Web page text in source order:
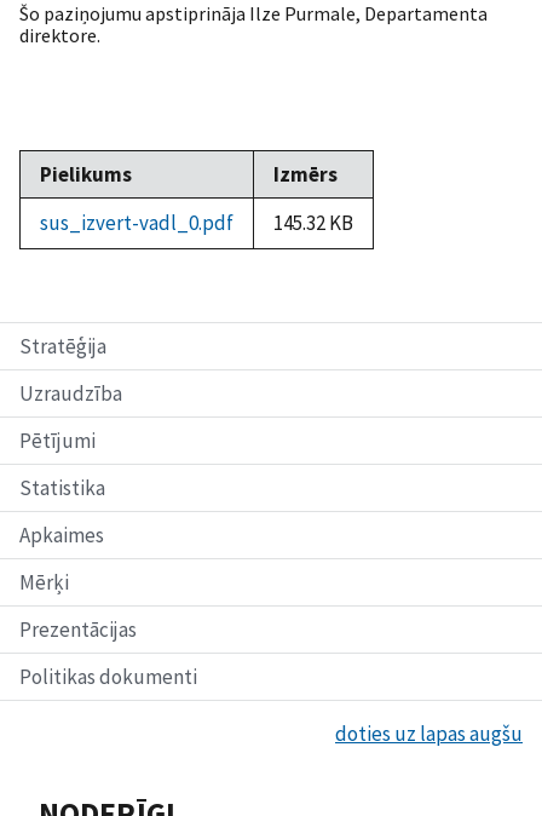
Stratēģija
Uzraudzība
Pētījumi
Statistika
Apkaimes
Mērķi
Prezentācijas
Politikas dokumenti
Šo paziņojumu apstiprināja Ilze Purmale, Departamenta
direktore.
Pielikums
Izmērs
sus_izvert-vadl_0.pdf
145.32 KB
doties uz lapas augšu